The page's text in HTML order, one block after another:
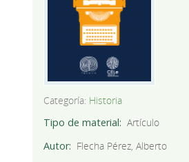
Categoría: Historia
Tipo de material
Artículo
Autor
Flecha Pérez, Alberto